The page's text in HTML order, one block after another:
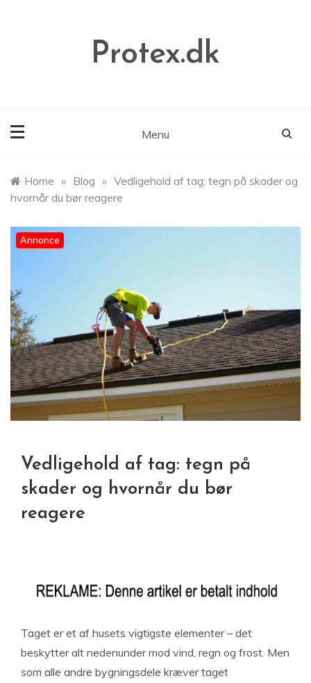
Protex.dk
Menu
Home » Blog » Vedligehold af tag: tegn på skader og
hvornår du bør reagere
Annonce
Vedligehold af tag: tegn på
skader og hvornår du bør
reagere
Taget er et af husets vigtigste elementer – det
beskytter alt nedenunder mod vind, regn og frost. Men
som alle andre bygningsdele kræver taget